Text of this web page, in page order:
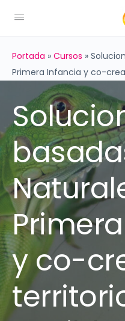
Portada » Cursos »
Primera Infancia y co-
y co-